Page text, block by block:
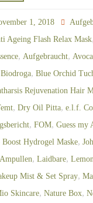
1, 2018
Ageing Flash Relax Mask,
, Aufgebraucht,
Biodroga, Blue Orchid
Rejuvenation Hair
, Dry Oil Pitta, e.l.f.
, FOM, Guess my
Hydrogel Maske,
, Laidbare,
Mist & Set Spray,
Skincare, Nature Box,